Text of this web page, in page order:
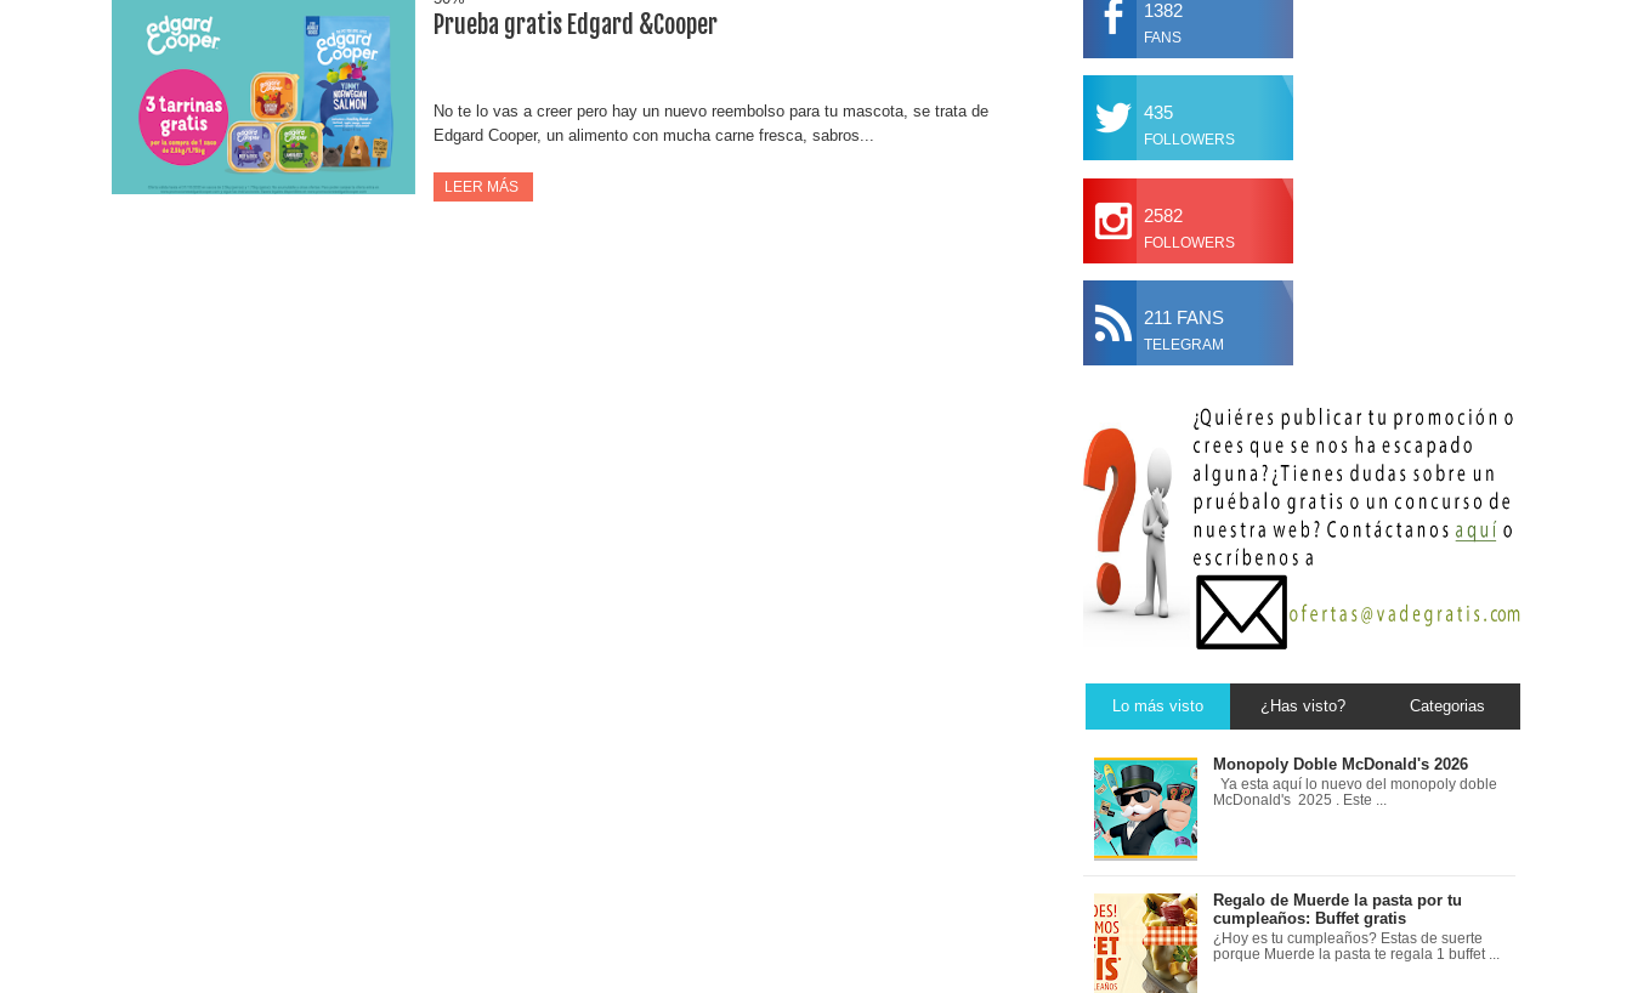
Prueba gratis Edgard &Cooper
No te lo vas a creer pero hay un nuevo reembolso para tu mascota, se trata de
Edgard Cooper, un alimento con mucha carne fresca, sabros...
LEER MÁS
1382
FANS
435
FOLLOWERS
2582
FOLLOWERS
211 FANS
TELEGRAM
Lo más visto ¿Has visto? Categorias
Monopoly Doble McDonald's 2026
Ya esta aquí lo nuevo del monopoly doble
McDonald's 2025 . Este ...
Regalo de Muerde la pasta por tu
cumpleaños: Buffet gratis
¿Hoy es tu cumpleaños? Estas de suerte
porque Muerde la pasta te regala 1 buffet ...